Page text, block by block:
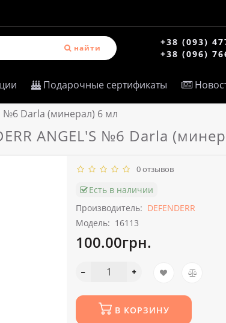
найти
+38 (093)
+38 (096)
Подарочные сертификаты
№6 Darla (минерал) 6 мл
ANGEL'S №6 Darla
0 отзывов
Есть в наличии
Производитель: DEFENDERR
Модель: 16113
100.00грн.
В КОРЗИНУ